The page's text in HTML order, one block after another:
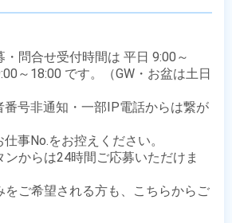
問合せ受付時間は 平日 9:00～
～18:00 です。（GW・お盆は土日
番号非通知・一部IP電話からは繋が
事No.をお控えください。
からは24時間ご応募いただけま
をご希望される方も、こちらからご